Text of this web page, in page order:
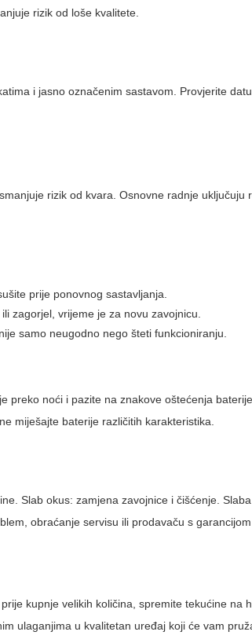
rizik od loše kvalitete.
i jasno označenim sastavom. Provjerite
rizik od kvara. Osnovne radnje uključuju
prije ponovnog sastavljanja.
zagorjel, vrijeme je za novu zavojnicu.
samo neugodno nego šteti funkcioniranju.
preko noći i pazite na znakove oštećenja
miješajte baterije različitih karakteristika.
Slab okus: zamjena zavojnice i čišćenje.
obraćanje servisu ili prodavaču s
kupnje velikih količina, spremite tekućine na
ulaganjima u kvalitetan uređaj koji će vam